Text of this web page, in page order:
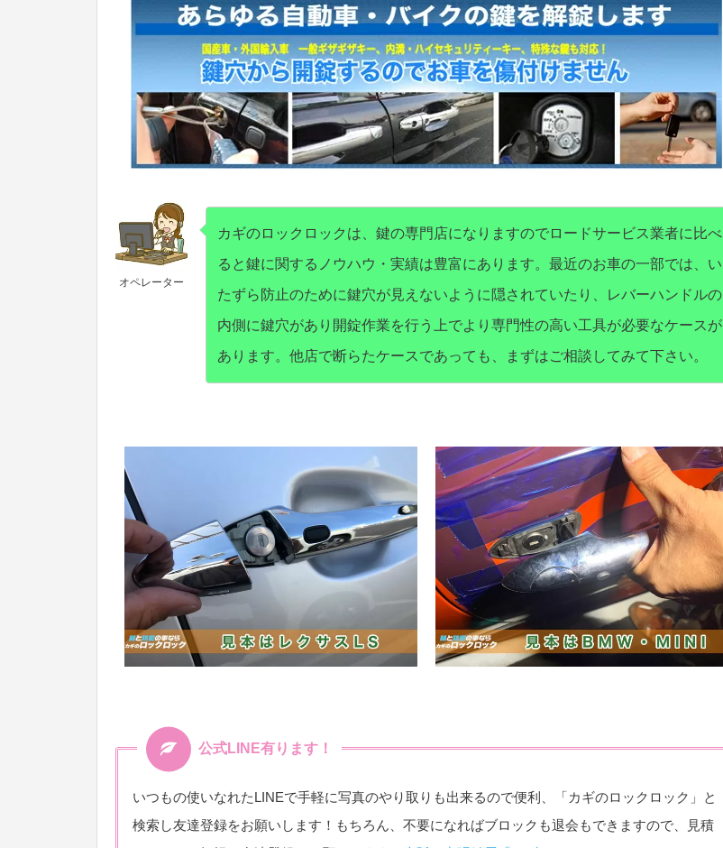
オペレーター
カギのロックロックは、鍵の専門店になりますのでロードサービス業者に比べ
ると鍵に関するノウハウ・実績は豊富にあります。最近のお車の一部では、い
たずら防止のために鍵穴が見えないように隠されていたり、レバーハンドルの
内側に鍵穴があり開錠作業を行う上でより専門性の高い工具が必要なケースが
あります。他店で断らたケースであっても、まずはご相談してみて下さい。
公式LINE有ります！
いつもの使いなれたLINEで手軽に写真のやり取りも出来るので便利、「カギのロックロック」と
検索し友達登録をお願いします！もちろん、不要になればブロックも退会もできますので、見積